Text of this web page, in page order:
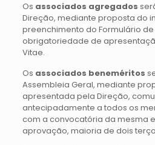
Os associados agregados
Direção, mediante proposta do
preenchimento do Formulário
obrigatoriedade de
Vitae.
Os associados beneméritos
Assembleia Geral, mediante
apresentada pela Direção,
antecipadamente a todos os
com a convocatória da mesma
aprovação, maioria de dois